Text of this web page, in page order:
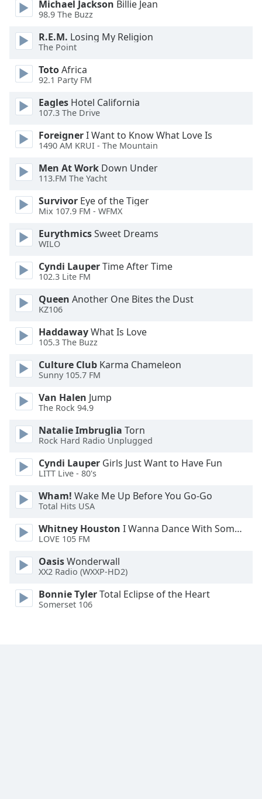
Area
Background
Color
Opacity
Font
Size
Text
Edge
Style
Font
Done
Close
Dialog
End
dialog
Michael Jackson Billie Jean
98.9 The Buzz
R.E.M. Losing My Religion
The Point
TotoAfrica
92.1 Party FM
Eagles Hotel California
107.3 The Drive
ForeignerI Want to Know What Love Is
1490 AM KRUI - The Mountain
Men At Work Down Under
113.FM The Yacht
Survivor Eye of the Tiger
Mix 107.9 FM - WFMX
EurythmicsSweet Dreams
WILO
Cyndi LauperTime After Time
102.3 Lite FM
Queen Another One Bites the Dust
KZ106
HaddawayWhat Is Love
105.3 The Buzz
Culture Club Karma Chameleon
Sunny 105.7 FM
Van Halen Jump
The Rock 94.9
Natalie Imbruglia Torn
Rock Hard Radio Unplugged
Cyndi Lauper Girls Just Want to Have Fun
LITT Live - 80's
Wham! Wake Me Up Before You Go-Go
Total Hits USA
Whitney Houston I Wanna Dance With Somebody
LOVE 105 FM
OasisWonderwall
XX2 Radio (WXXP-HD2)
Bonnie TylerTotal Eclipse of the Heart
Somerset 106